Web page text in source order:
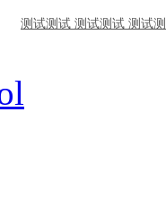
测试测试 测试测试 测试